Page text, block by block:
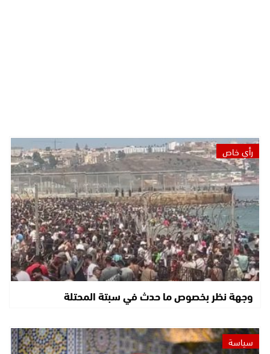
رأي خاص
وجهة نظر بخصوص ما حدث في سبتة المحتلة
سياسة